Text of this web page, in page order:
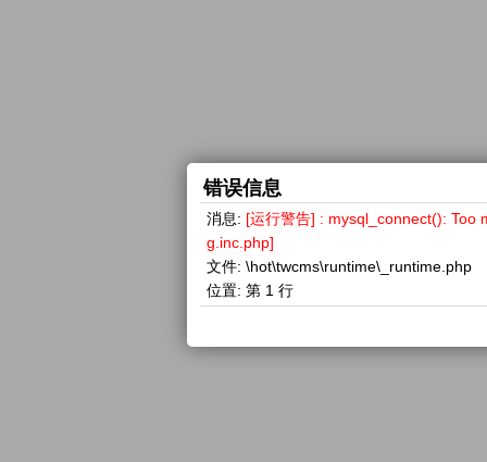
错误信息
消息: [运行警告] : mysql_connect(): Too
g.inc.php]
文件: \hot\twcms\runtime\_runtime.php
位置: 第 1 行